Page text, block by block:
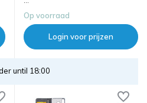
Op voorraad
Login voor prijzen
until 18:00